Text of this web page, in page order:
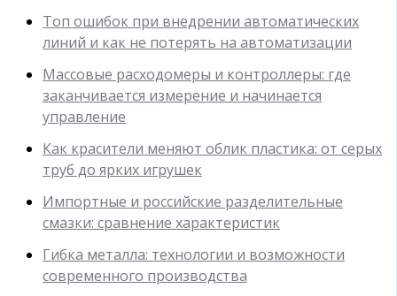
Топ ошибок при внедрении автоматических
линий и как не потерять на автоматизации
Массовые расходомеры и контроллеры: где
заканчивается измерение и начинается
управление
Как красители меняют облик пластика: от серых
труб до ярких игрушек
Импортные и российские разделительные
смазки: сравнение характеристик
Гибка металла: технологии и возможности
современного производства